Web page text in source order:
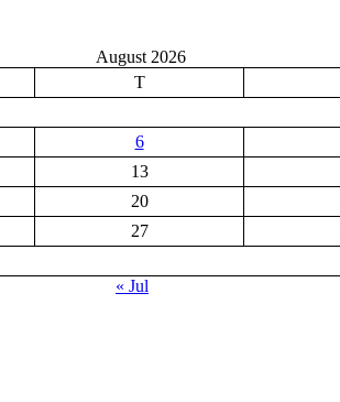
August 2026
T
6
13
20
27
« Jul